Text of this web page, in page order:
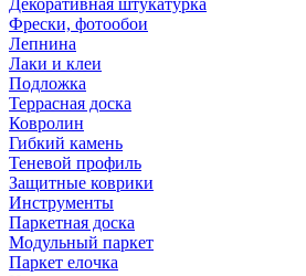
Декоративная штукатурка
Фрески, фотообои
Лепнина
Лаки и клеи
Подложка
Террасная доска
Ковролин
Гибкий камень
Теневой профиль
Защитные коврики
Инструменты
Паркетная доска
Модульный паркет
Паркет елочка